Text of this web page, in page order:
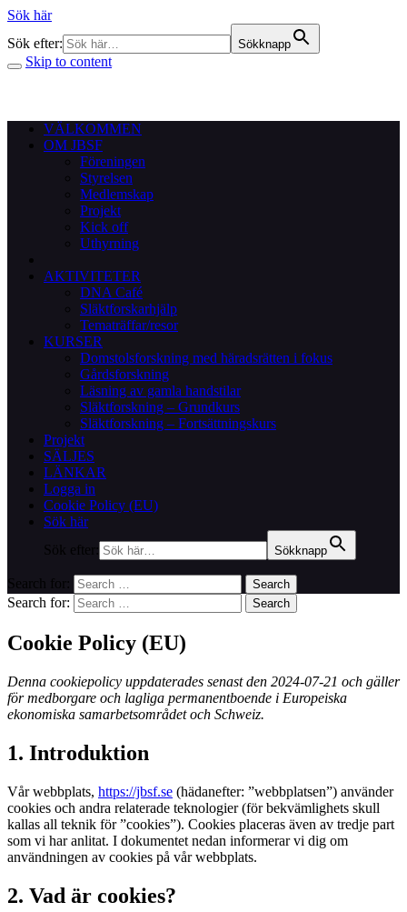
Sök här
Sök efter:
Sökknapp
Skip to content
VÄLKOMMEN
OM JBSF
Föreningen
Styrelsen
Medlemskap
Projekt
Kick off
Uthyrning
AKTIVITETER
DNA Café
Släktforskarhjälp
Tematräffar/resor
KURSER
Domstolsforskning med häradsrätten i fokus
Gårdsforskning
Läsning av gamla handstilar
Släktforskning – Grundkurs
Släktforskning – Fortsättningskurs
Projekt
SÄLJES
LÄNKAR
Logga in
Cookie Policy (EU)
Sök här
Sök efter:
Sökknapp
Search for: Search
Search for: Search
Cookie Policy (EU)
Denna cookiepolicy uppdaterades senast den 2024-07-21 och gäller
för medborgare och lagliga permanentboende i Europeiska
ekonomiska samarbetsområdet och Schweiz.
1. Introduktion
Vår webbplats, https://jbsf.se (hädanefter: ”webbplatsen”) använder
cookies och andra relaterade teknologier (för bekvämlighets skull
kallas all teknik för ”cookies”). Cookies placeras även av tredje part
som vi har anlitat. I dokumentet nedan informerar vi dig om
användningen av cookies på vår webbplats.
2. Vad är cookies?